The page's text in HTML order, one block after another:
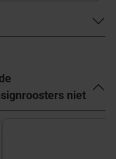
niet